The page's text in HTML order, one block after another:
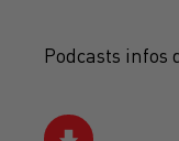
Podcasts infos